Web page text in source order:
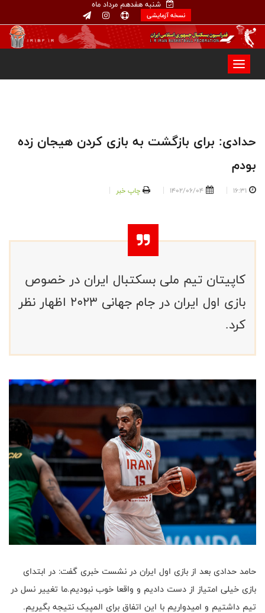
شنبه هفدهم مرداد ماه
نسخه آزمایشی
حدادی: برای بازگشت به بازی کردن هیجان زده
بودم
16:31
1402/06/04 چاپ خبر
کاپیتان تیم ملی بسکتبال ایران در خصوص
بازی اول ایران در جام جهانی ۲۰۲۳ اظهار نظر
کرد.
حامد حدادی بعد از بازی اول ایران در نشست خبری گفت: در ابتدای
بازی خیلی امتیاز از دست دادیم و واقعا خوب نبودیم.ما تغییر نسل در
تیم داشتیم و امیدواریم با این اتفاق برای المپیک نتیجه بگیریم.